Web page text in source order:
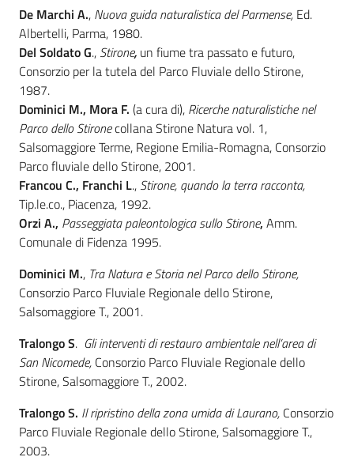
Piani Programmi
Progetti
De Marchi A., Nuova guida naturalistica del Parmense, Ed.
Albertelli, Parma, 1980.
Del Soldato G., Stirone, un fiume tra passato e futuro,
Consorzio per la tutela del Parco Fluviale dello Stirone,
1987.
Dominici M., Mora F. (a cura di), Ricerche naturalistiche nel
Parco dello Stironecollana Stirone Natura vol. 1,
Salsomaggiore Terme, Regione Emilia-Romagna, Consorzio
Parco fluviale dello Stirone, 2001.
Francou C., Franchi L., Stirone, quando la terra racconta,
Tip.le.co., Piacenza, 1992.
Orzi A., Passeggiata paleontologica sullo Stirone, Amm.
Comunale di Fidenza 1995.
Dominici M., Tra Natura e Storia nel Parco dello Stirone,
Consorzio Parco Fluviale Regionale dello Stirone,
Salsomaggiore T., 2001.
Tralongo S. Gli interventi di restauro ambientale nell’area di
San Nicomede, Consorzio Parco Fluviale Regionale dello
Stirone, Salsomaggiore T., 2002.
Tralongo S. Il ripristino della zona umida di Laurano, Consorzio
Parco Fluviale Regionale dello Stirone, Salsomaggiore T.,
2003.